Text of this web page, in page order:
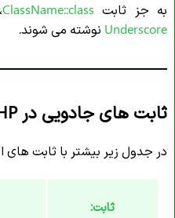
به جز ثابتClassName::class
Underscore نوشته می شوند.
ثابت های جادویی در PHP
در جدول زیر بیشتر با ثابت
ثابت: